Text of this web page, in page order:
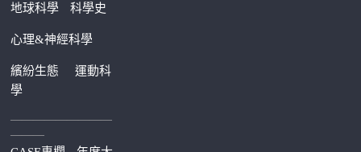
地球科學 科學史
心理&神經科學
繽紛生態運動科
學
—————————
———